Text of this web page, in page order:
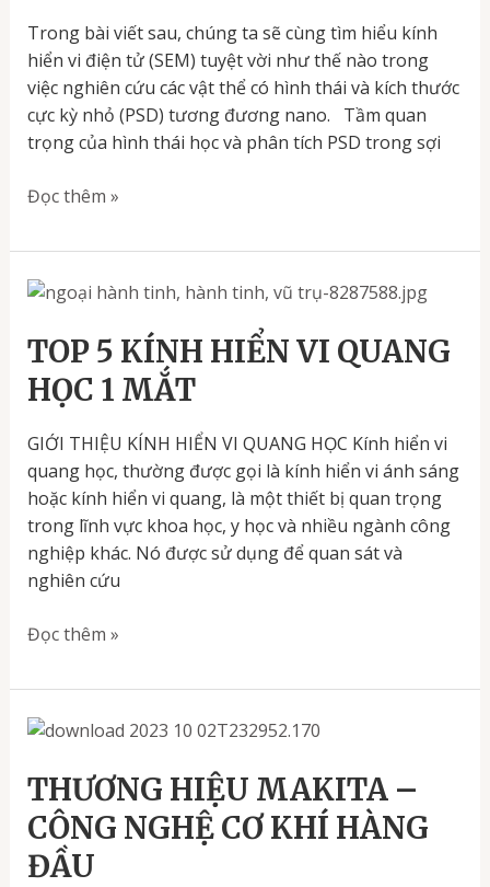
Trong bài viết sau, chúng ta sẽ cùng tìm hiểu kính
hiển vi điện tử (SEM) tuyệt vời như thế nào trong
việc nghiên cứu các vật thể có hình thái và kích thước
cực kỳ nhỏ (PSD) tương đương nano. Tầm quan
trọng của hình thái học và phân tích PSD trong sợi
SEM
ĐỂ
SOI
VẬT
THỂ
THƯỚC
Đọc thêm »
TOP 5 KÍNH HIỂN VI QUANG
HỌC 1 MẮT
GIỚI THIỆU KÍNH HIỂN VI QUANG HỌC Kính hiển vi
quang học, thường được gọi là kính hiển vi ánh sáng
hoặc kính hiển vi quang, là một thiết bị quan trọng
trong lĩnh vực khoa học, y học và nhiều ngành công
nghiệp khác. Nó được sử dụng để quan sát và
nghiên cứu
TOP
KÍNH
HIỂN
VI
QUANG
HỌC
1
MẮT
Đọc thêm »
THƯƠNG HIỆU MAKITA –
CÔNG NGHỆ CƠ KHÍ HÀNG
ĐẦU
THƯƠNG
MAKITA
–
CÔNG
NGHỆ